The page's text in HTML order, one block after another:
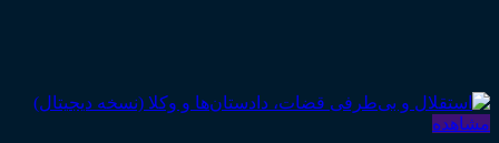
مشاهده